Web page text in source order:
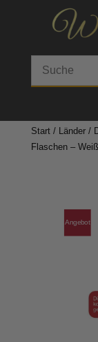
Start/ Länder/
Flaschen –
Angebot